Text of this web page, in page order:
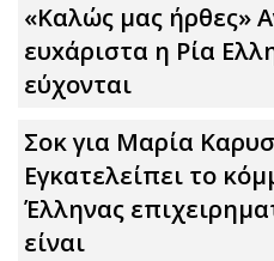
«Καλώς μας ήρθες»
ευxάριστα η Ρία
εύχονται
Σoκ για Μαρία
Εγκατελείπει το
Έλληνας
είναι